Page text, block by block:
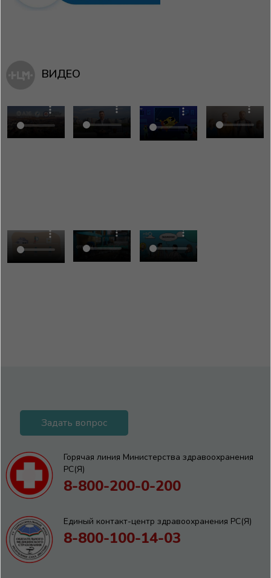
ВИДЕО
Задать вопрос
Горячая линия Министерства здравоохранения
РС(Я)
8-800-200-0-200
Единый контакт-центр здравоохранения РС(Я)
8-800-100-14-03